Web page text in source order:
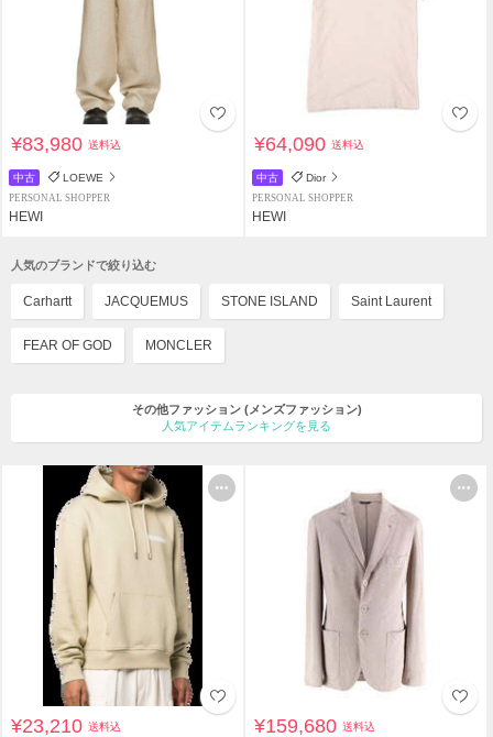
¥83,980送料込
中古 LOEWE
PERSONAL SHOPPER
HEWI
¥64,090送料込
中古 Dior
PERSONAL SHOPPER
HEWI
人気のブランドで絞り込む
Carhartt JACQUEMUS STONE ISLAND Saint Laurent
FEAR OF GOD MONCLER
その他ファッション (メンズファッション)
人気アイテムランキングを見る
¥23,210送料込 ¥159,680送料込